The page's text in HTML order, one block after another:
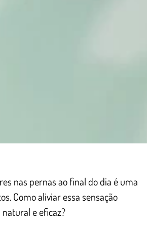
nas pernas ao final do dia é uma
Como aliviar essa sensação
e eficaz?